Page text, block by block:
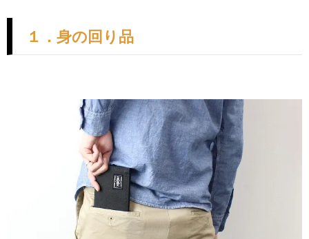
１．身の回り品